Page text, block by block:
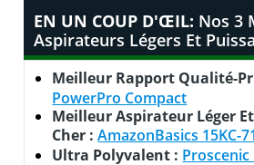
EN UN COUP D'ŒIL: Nos 3
Aspirateurs Légers Et
Meilleur Rapport Qualité-
PowerPro Compact
Meilleur Aspirateur Léger
Cher :AmazonBasics 15KC-
Ultra Polyvalent : Proscenic